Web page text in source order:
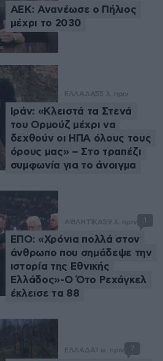
ΑΕΚ: Ανανέωσε ο Πήλιος
μέχρι το 2030
ΕΛΛΑΔΑ55 λ. πριν
Ιράν: «Κλειστά τα Στενά
του Ορμούζ μέχρι να
δεχθούν οι ΗΠΑ όλους τους
όρους μας» – Στο τραπέζι
συμφωνία για το άνοιγμα
ΑΘΛΗΤΙΚΑ59 λ. πριν 1
ΕΠΟ: «Χρόνια πολλά στον
άνθρωπο που σημάδεψε την
ιστορία της Εθνικής
Ελλάδος»-Ο Ότο Ρεχάγκελ
έκλεισε τα 88
ΕΛΛΑΔΑ 1 ω. πριν 7